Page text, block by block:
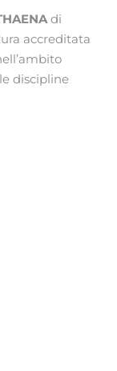
di
accreditata
discipline